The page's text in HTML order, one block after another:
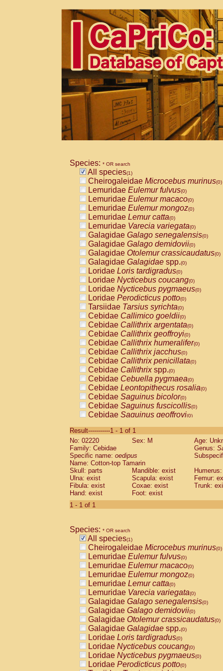
Species: * OR search
All species(1)
Cheirogaleidae Microcebus murinus(0)
Lemuridae Eulemur fulvus(0)
Lemuridae Eulemur macaco(0)
Lemuridae Eulemur mongoz(0)
Lemuridae Lemur catta(0)
Lemuridae Varecia variegata(0)
Galagidae Galago senegalensis(0)
Galagidae Galago demidovii(0)
Galagidae Otolemur crassicaudatus(0)
Galagidae Galagidae spp.(0)
Loridae Loris tardigradus(0)
Loridae Nycticebus coucang(0)
Loridae Nycticebus pygmaeus(0)
Loridae Perodicticus potto(0)
Tarsiidae Tarsius syrichta(0)
Cebidae Callimico goeldii(0)
Cebidae Callithrix argentata(0)
Cebidae Callithrix geoffroyi(0)
Cebidae Callithrix humeralifer(0)
Cebidae Callithrix jacchus(0)
Cebidae Callithrix penicillata(0)
Cebidae Callithrixspp.(0)
Cebidae Cebuella pygmaea(0)
Cebidae Leontopithecus rosalia(0)
Cebidae Saguinus bicolor(0)
Cebidae Saguinus fuscicollis(0)
Cebidae Saguinus geoffroyi(0)
CebidaeSaguinus labiatus(0)
Cebidae Saguinus leucopus (0)
Cebidae
CebidaeSaguinus mystax
Cebidae Saguinus nigricollis (0)
Cebidae Saguinus oedipus
Cebidae Saguinus weddelli
Cebidae Saguinusspp.
Cebidae
CebidaeCebus capucinus
CebidaeCebus nigrivittatus
CebidaeCebus spp.(0)
CebidaeSaimiri boliviensis(0)
CebidaeSaimiri sciureus(0)
AtelidaeAlouatta caraya(0)
AtelidaeAlouatta fusca(0)
AtelidaeAlouatta seniculus(0)
AtelidaeAlouattaspp.(0)
AtelidaeAteles belzebuth(0)
AtelidaeAteles geoffroyi(0)
AtelidaeAteles paniscus(0)
AtelidaeAtelesspp.(0)
AtelidaeLagothrix lagothricha(0)
AtelidaeLagothrix lagothricha cana
PitheciidaeCacajao calvus
Result-----------1 - 1 of 1
No: 02220
Sex: M
Age:
Family: Cebidae
Genus:
Specific name: oedipus
Name: Cotton-top Tamarin
Skull: parts
Mandible: exist
Ulna: exist
Scapula: exist
Femur:
Fibula: exist
Coxae: exist
Trunk:
Hand: exist
Foot: exist
1 - 1 of 1
Species: * OR search
All species(1)
Cheirogaleidae Microcebus murinus(0)
Lemuridae Eulemur fulvus(0)
Lemuridae Eulemur macaco(0)
Lemuridae Eulemur mongoz(0)
Lemuridae Lemur catta(0)
Lemuridae Varecia variegata(0)
Galagidae Galago senegalensis(0)
Galagidae Galago demidovii(0)
Galagidae Otolemur crassicaudatus(0)
Galagidae Galagidae spp.(0)
Loridae Loris tardigradus(0)
Loridae Nycticebus coucang(0)
Loridae Nycticebus pygmaeus(0)
Loridae Perodicticus potto(0)